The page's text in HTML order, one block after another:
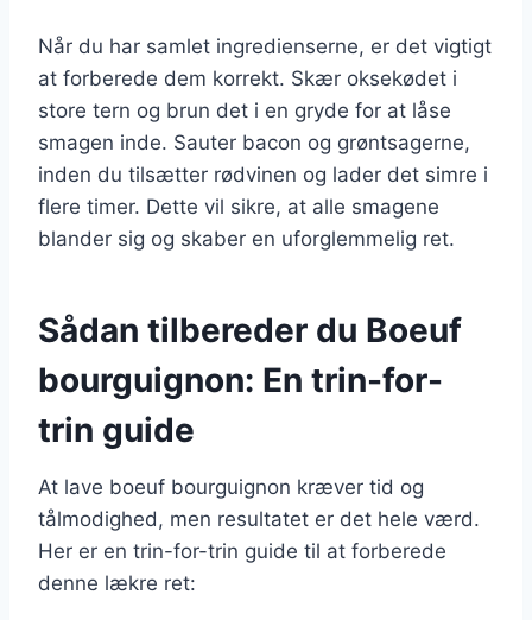
Når du har samlet ingredienserne, er det vigtigt
at forberede dem korrekt. Skær oksekødet i
store tern og brun det i en gryde for at låse
smagen inde. Sauter bacon og grøntsagerne,
inden du tilsætter rødvinen og lader det simre i
flere timer. Dette vil sikre, at alle smagene
blander sig og skaber en uforglemmelig ret.
Sådan tilbereder du Boeuf
bourguignon: En trin-for-
trin guide
At lave boeuf bourguignon kræver tid og
tålmodighed, men resultatet er det hele værd.
Her er en trin-for-trin guide til at forberede
denne lækre ret: